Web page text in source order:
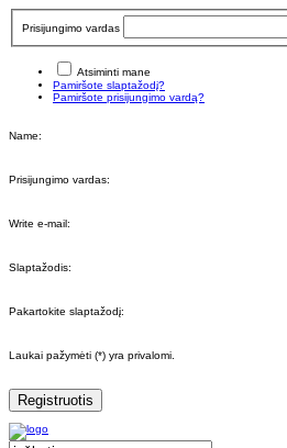
Prisijungimo vardas
Atsiminti mane
Pamiršote slaptažodį?
Pamiršote prisijungimo vardą?
Name:
Prisijungimo vardas:
Write e-mail:
Slaptažodis:
Pakartokite slaptažodį:
Laukai pažymėti (*) yra privalomi.
Registruotis